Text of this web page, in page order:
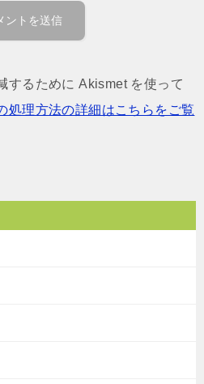
するために Akismet を使って
処理方法の詳細はこちらをご覧